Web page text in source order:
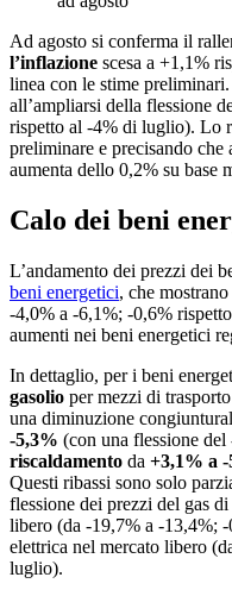
Ad agosto si conferma il
l’inflazione scesa a +1,1%
linea con le stime
all’ampliarsi della flessione
rispetto al -4% di luglio). Lo
preliminare e precisando
aumenta dello 0,2% su base
Calo dei beni
L’andamento dei prezzi dei
beni energetici, che
-4,0% a -6,1%; -0,6%
aumenti nei beni energetici
In dettaglio, per i beni
gasolio per mezzi di
una diminuzione
-5,3% (con una flessione
riscaldamento da +3,1% a
Questi ribassi sono solo
flessione dei prezzi del gas
libero (da -19,7% a -13,4%; -
elettrica nel mercato libero
luglio).